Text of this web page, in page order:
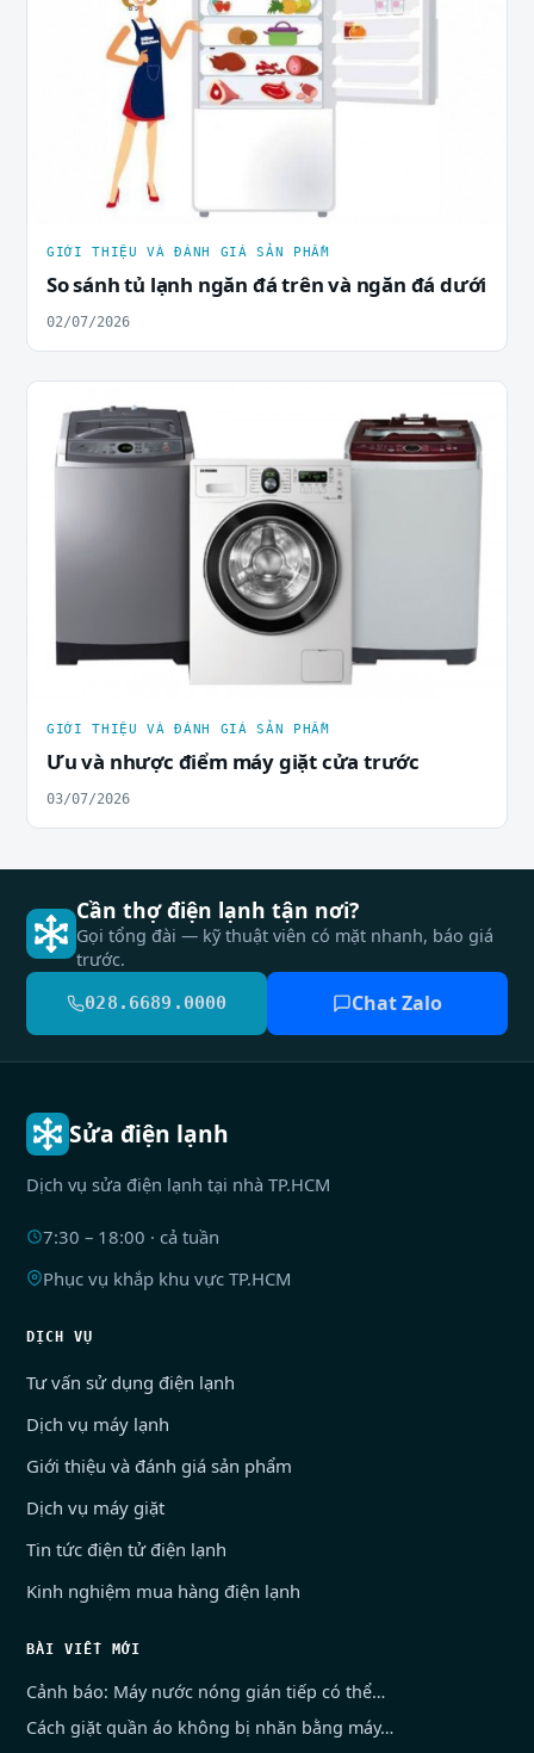
GIỚI THIỆU VÀ ĐÁNH GIÁ SẢN PHẨM
So sánh tủ lạnh ngăn đá trên và ngăn đá dưới
02/07/2026
GIỚI THIỆU VÀ ĐÁNH GIÁ SẢN PHẨM
Ưu và nhược điểm máy giặt cửa trước
03/07/2026
Cần thợ điện lạnh tận nơi?
Gọi tổng đài — kỹ thuật viên có mặt nhanh, báo giá
trước.
028.6689.0000 Chat Zalo
Sửa điện lạnh
Dịch vụ sửa điện lạnh tại nhà TP.HCM
7:30 – 18:00 · cả tuần
Phục vụ khắp khu vực TP.HCM
DỊCH VỤ
Tư vấn sử dụng điện lạnh
Dịch vụ máy lạnh
Giới thiệu và đánh giá sản phẩm
Dịch vụ máy giặt
Tin tức điện tử điện lạnh
Kinh nghiệm mua hàng điện lạnh
BÀI VIẾT MỚI
Cảnh báo: Máy nước nóng gián tiếp có thể…
Cách giặt quần áo không bị nhăn bằng máy…